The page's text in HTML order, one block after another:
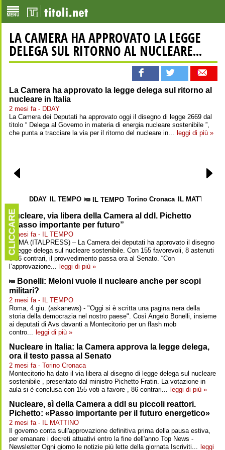
LA CAMERA HA APPROVATO LA LEGGE
DELEGA SUL RITORNO AL NUCLEARE...
La Camera ha approvato la legge delega sul ritorno al
nucleare in Italia
2 mesi fa - DDAY
La Camera dei Deputati ha approvato oggi il disegno di legge 2669 dal
titolo “ Delega al Governo in materia di energia nucleare sostenibile ”,
che punta a tracciare la via per il ritorno del nucleare in... leggi di più »
DDAY IL TEMPO IL TEMPO Torino Cronaca IL MATTINO
Nucleare, via libera della Camera al ddl. Pichetto
“Passo importante per futuro”
2 mesi fa - IL TEMPO
ROMA (ITALPRESS) – La Camera dei deputati ha approvato il disegno
di legge delega sul nucleare sostenibile. Con 155 favorevoli, 8 astenuti
e 86 contrari, il provvedimento passa ora al Senato. “Con
l’approvazione... leggi di più »
Bonelli: Meloni vuole il nucleare anche per scopi
militari?
2 mesi fa - IL TEMPO
Roma, 4 giu. (askanews) - "Oggi si è scritta una pagina nera della
storia della democrazia nel nostro paese". Così Angelo Bonelli, insieme
ai deputati di Avs davanti a Montecitorio per un flash mob
contro... leggi di più »
Nucleare in Italia: la Camera approva la legge delega,
ora il testo passa al Senato
2 mesi fa - Torino Cronaca
Montecitorio ha dato il via libera al disegno di legge delega sul nucleare
sostenibile , presentato dal ministro Pichetto Fratin. La votazione in
aula si è conclusa con 155 voti a favore , 86 contrari... leggi di più »
Nucleare, sì della Camera a ddl su piccoli reattori.
Pichetto: «Passo importante per il futuro energetico»
2 mesi fa - IL MATTINO
Il governo conta sull'approvazione definitiva prima della pausa estiva,
per emanare i decreti attuativi entro la fine dell'anno Top News -
Newsletter Ogni giorno le notizie più lette della giornata Iscriviti... leggi
CLICCARE